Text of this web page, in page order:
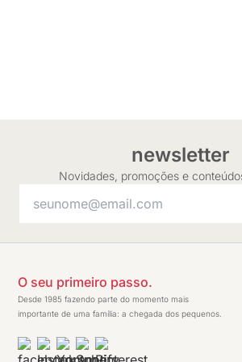
newsletter
Novidades, promoções e
O seu primeiro passo.
Desde 1985 fazendo parte do momento mais
importante de uma família: a chegada dos pequenos.